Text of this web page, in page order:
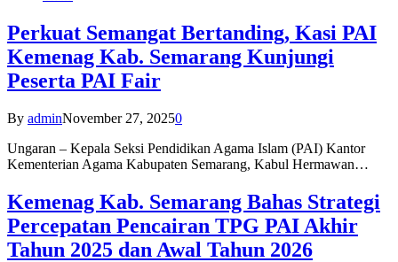
Perkuat Semangat Bertanding, Kasi PAI
Kemenag Kab. Semarang Kunjungi
Peserta PAI Fair
By adminNovember 27, 20250
Ungaran – Kepala Seksi Pendidikan Agama Islam (PAI) Kantor
Kementerian Agama Kabupaten Semarang, Kabul Hermawan…
Kemenag Kab. Semarang Bahas Strategi
Percepatan Pencairan TPG PAI Akhir
Tahun 2025 dan Awal Tahun 2026